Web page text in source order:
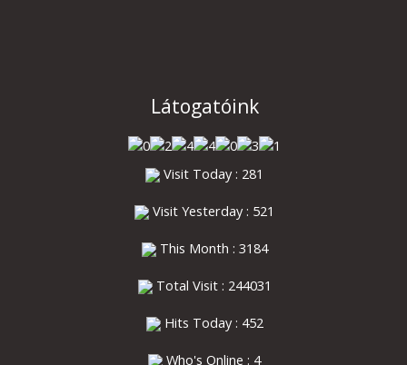
Látogatóink
Visit Today : 281
Visit Yesterday : 521
This Month : 3184
Total Visit : 244031
Hits Today : 452
Who's Online : 4